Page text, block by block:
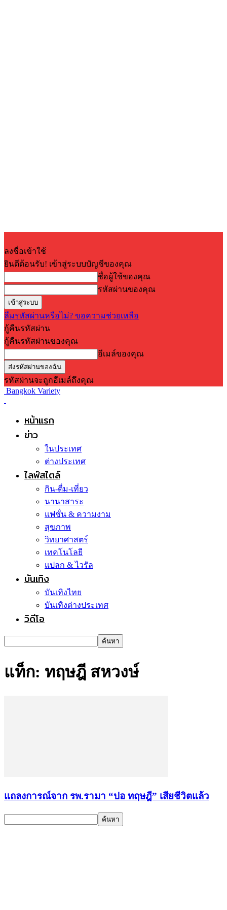
ลงชื่อเข้าใช้
ยินดีต้อนรับ! เข้าสู่ระบบบัญชีของคุณ
ชื่อผู้ใช้ของคุณ
รหัสผ่านของคุณ
ลืมรหัสผ่านหรือไม่? ขอความช่วยเหลือ
กู้คืนรหัสผ่าน
กู้คืนรหัสผ่านของคุณ
อีเมล์ของคุณ
รหัสผ่านจะถูกอีเมล์ถึงคุณ
Bangkok Variety
หน้าแรก
ข่าว
ในประเทศ
ต่างประเทศ
ไลฟ์สไตล์
กิน-ดื่ม-เที่ยว
นานาสาระ
แฟชั่น & ความงาม
สุขภาพ
วิทยาศาสตร์
เทคโนโลยี
แปลก & ไวรัล
บันเทิง
บันเทิงไทย
บันเทิงต่างประเทศ
วิดีโอ
แท็ก: ทฤษฎี สหวงษ์
แถลงการณ์จาก รพ.รามา “ปอ ทฤษฎี” เสียชีวิตแล้ว